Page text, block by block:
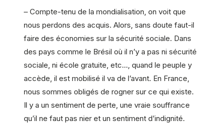
– Compte-tenu de la mondialisation, on voit que
nous perdons des acquis. Alors, sans doute faut-il
faire des économies sur la sécurité sociale. Dans
des pays comme le Brésil où il n’y a pas ni sécurité
sociale, ni école gratuite, etc…, quand le peuple y
accède, il est mobilisé il va de l’avant. En France,
nous sommes obligés de rogner sur ce qui existe.
Il y a un sentiment de perte, une vraie souffrance
qu’il ne faut pas nier et un sentiment d’indignité.